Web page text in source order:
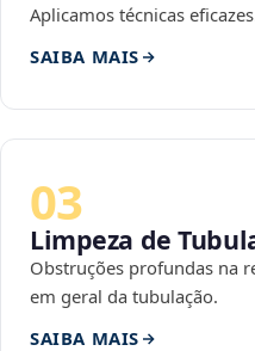
Aplicamos técnicas
SAIBA MAIS
03
Limpeza de
Obstruções profundas na
em geral da tubulação.
SAIBA MAIS